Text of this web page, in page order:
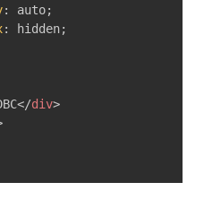
: auto;
: hidden;
</div>